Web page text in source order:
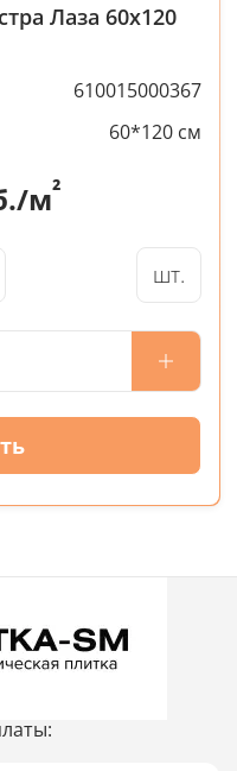
Лаза 60x120
610015000367
60*120 см
м²
шт.